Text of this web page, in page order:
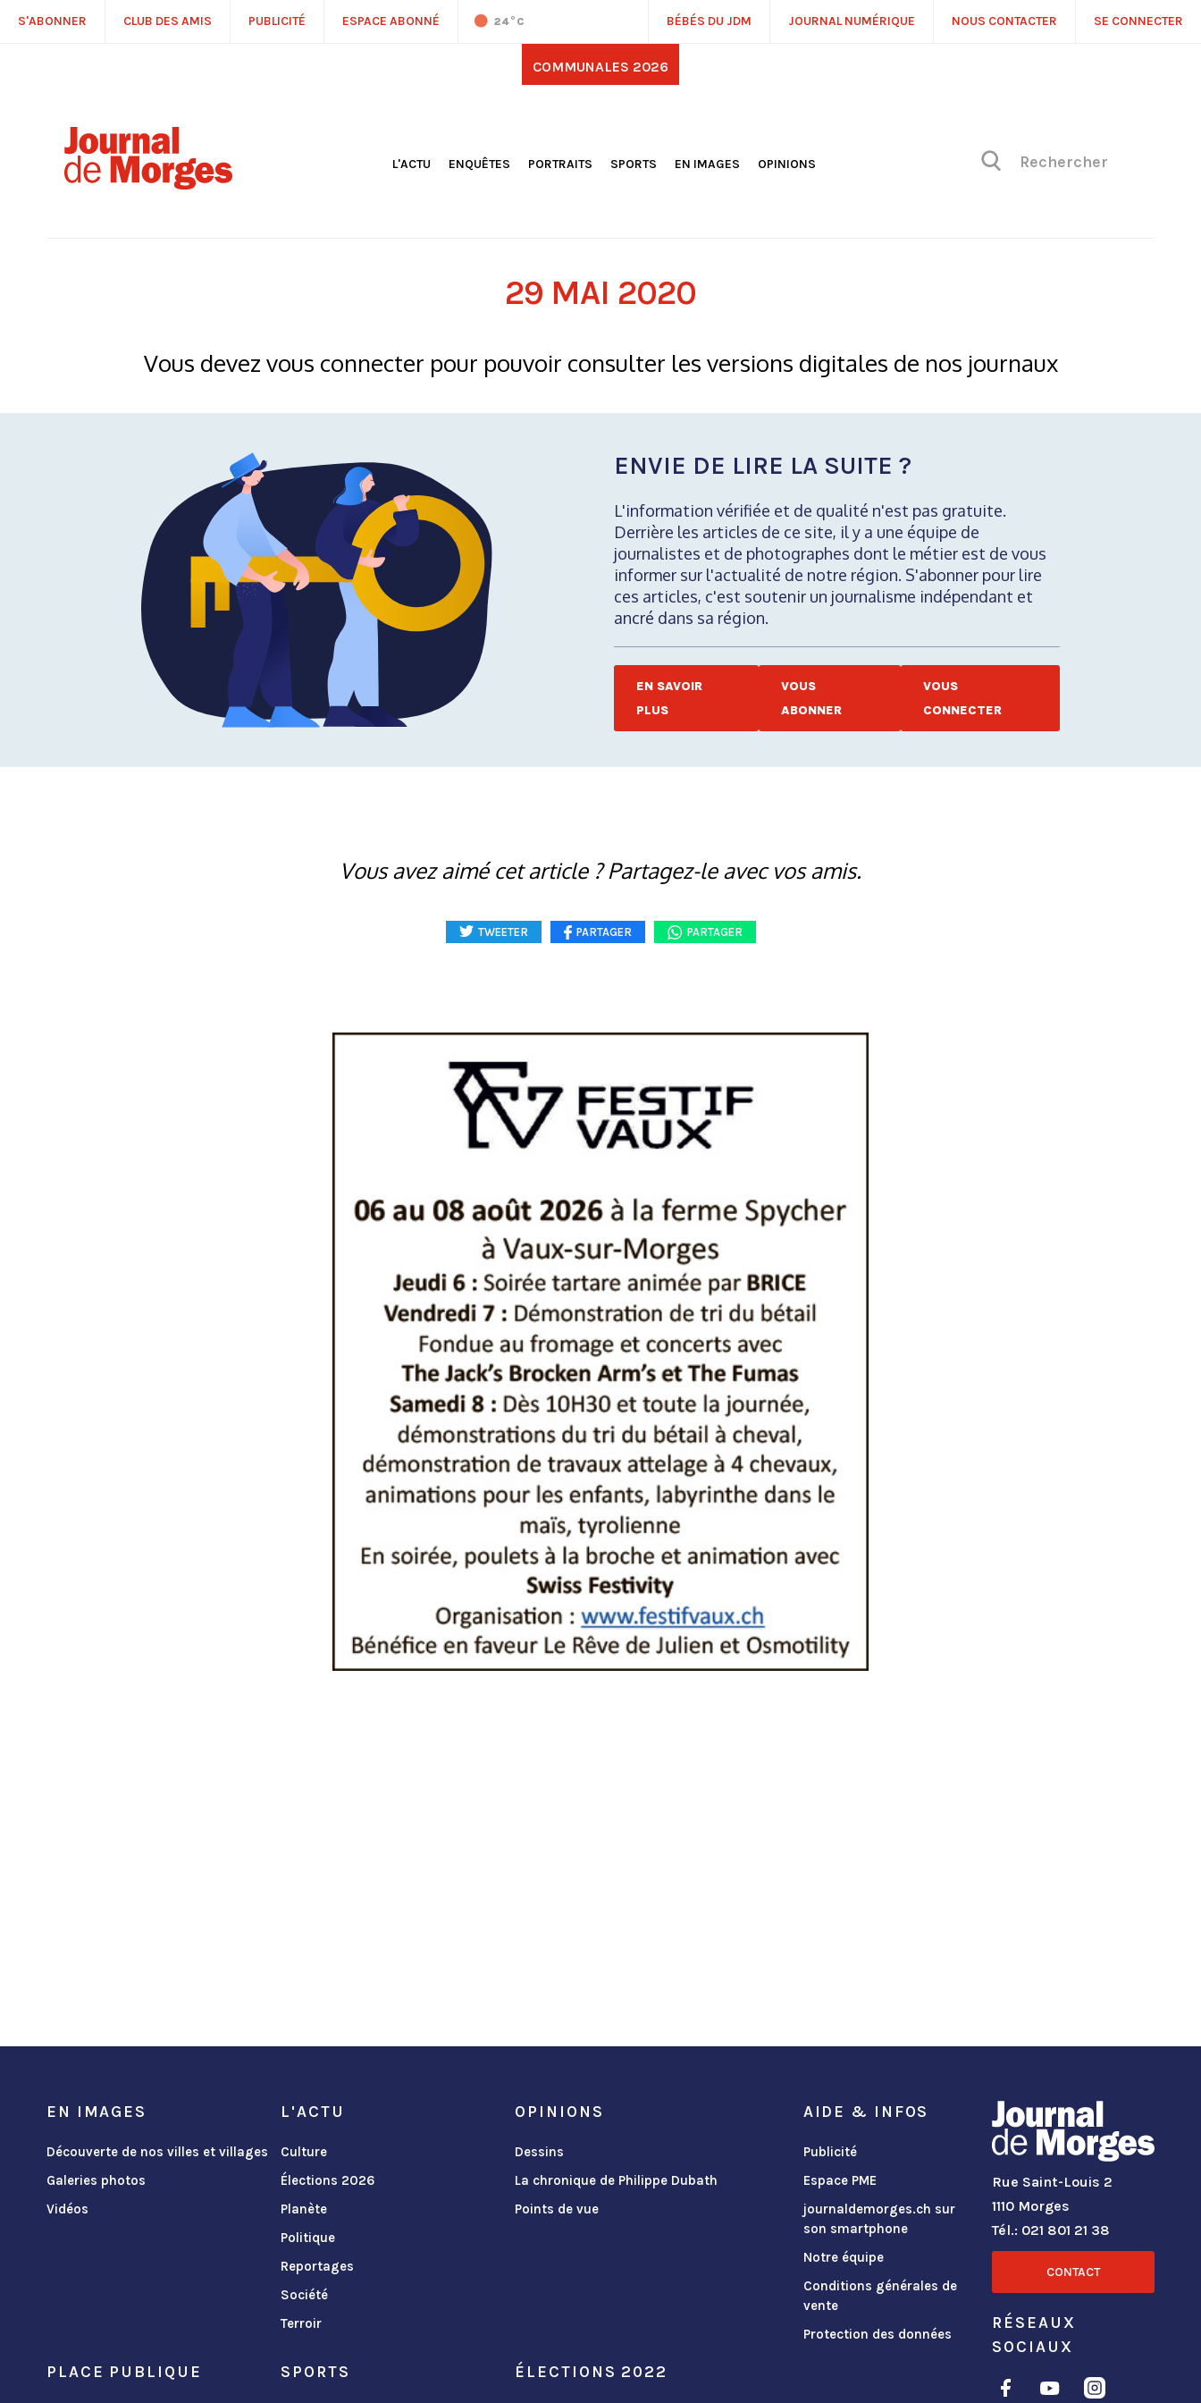
S'ABONNER CLUB DES AMIS PUBLICITÉ ESPACE ABONNÉ 24°C BÉBÉS DU JDM JOURNAL NUMÉRIQUE NOUS CONTACTER SE CONNECTER
COMMUNALES 2026
L'ACTU
ENQUÊTES PORTRAITS
SPORTS
EN IMAGES
OPINIONS
29 MAI 2020
Vous devez vous connecter pour pouvoir consulter les versions digitales de nos journaux
ENVIE DE LIRE LA SUITE ?
L'information vérifiée et de qualité n'est pas gratuite.
Derrière les articles de ce site, il y a une équipe de
journalistes et de photographes dont le métier est de vous
informer sur l'actualité de notre région. S'abonner pour lire
ces articles, c'est soutenir un journalisme indépendant et
ancré dans sa région.
EN SAVOIR
PLUS
VOUS
ABONNER
VOUS
CONNECTER
Vous avez aimé cet article ? Partagez-le avec vos amis.
TWEETER PARTAGER PARTAGER
EN IMAGES
Découverte de nos villes et villages
Galeries photos
Vidéos
L'ACTU
Culture
Élections 2026
Planète
Politique
Reportages
Société
Terroir
OPINIONS
Dessins
La chronique de Philippe Dubath
Points de vue
PLACE PUBLIQUE SPORTS ÉLECTIONS 2022
AIDE & INFOS
Publicité
Espace PME
journaldemorges.ch sur
son smartphone
Notre équipe
Conditions générales de
vente
Protection des données
Rue Saint-Louis 2
1110 Morges
Tél.: 021 801 21 38
CONTACT
RÉSEAUX
SOCIAUX